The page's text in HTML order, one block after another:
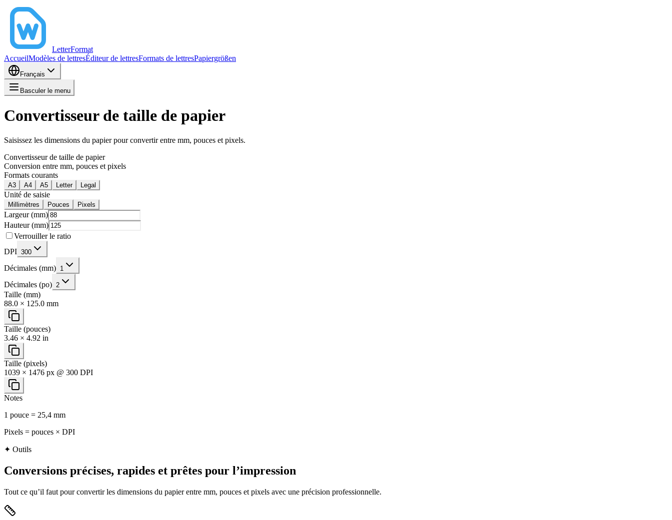
LetterFormat
AccueilModèles de lettresÉditeur de lettresFormats de lettresPapiergrößen
Français
Basculer le menu
Convertisseur de taille de papier
Saisissez les dimensions du papier pour convertir entre mm, pouces et pixels.
Convertisseur de taille de papier
Conversion entre mm, pouces et pixels
Formats courants
A3 A4 A5 Letter Legal
Unité de saisie
Millimètres Pouces Pixels
Largeur (mm)
Hauteur (mm)
Verrouiller le ratio
DPI 300
Décimales (mm) 1
Décimales (po) 2
Taille (mm)
88.0 × 125.0 mm
Taille (pouces)
3.46 × 4.92 in
Taille (pixels)
1039 × 1476 px @ 300 DPI
Notes
1 pouce = 25,4 mm
Pixels = pouces × DPI
✦ Outils
Conversions précises, rapides et prêtes pour l’impression
Tout ce qu’il faut pour convertir les dimensions du papier entre mm, pouces et pixels avec une précision professionnelle.